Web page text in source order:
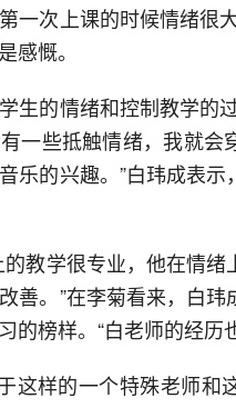
一次上课的时候情绪很
感慨。
生的情绪和控制教学的
一些抵触情绪，我就会
乐的兴趣。”白玮成表
教学很专业，他在情
善。”在李菊看来，白
的榜样。“白老师的经历
这样的一个特殊老师